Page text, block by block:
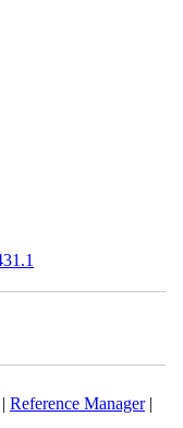
|Reference Manager